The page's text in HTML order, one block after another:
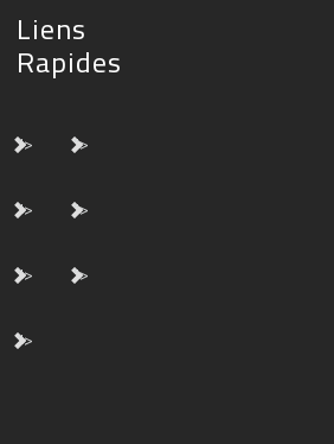
Liens
Rapides
"> ">
"> ">
"> ">
">